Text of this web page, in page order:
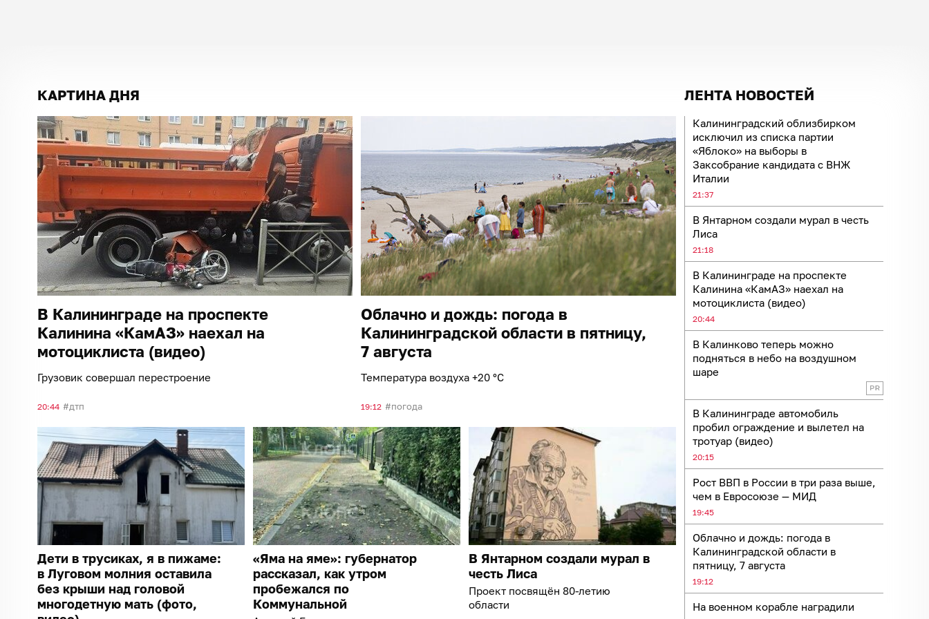
ЛЕНТА НОВОСТЕЙ
Калининградский облизбирком
исключил из списка партии
«Яблоко» на выборы в
Заксобрание кандидата с ВНЖ
Италии
21:37
В Янтарном создали мурал в честь
Лиса
21:18
В Калининграде на проспекте
Калинина «КамАЗ» наехал на
мотоциклиста (видео)
20:44
В Калинково теперь можно
подняться в небо на воздушном
шаре
В Калининграде автомобиль
пробил ограждение и вылетел на
тротуар (видео)
20:15
Рост ВВП в России в три раза выше,
чем в Евросоюзе — МИД
19:45
Облачно и дождь: погода в
Калининградской области в
пятницу, 7 августа
19:12
На военном корабле наградили
КАРТИНА ДНЯ
В Калининграде на проспекте
Калинина «КамАЗ» наехал на
мотоциклиста (видео)
Грузовик совершал перестроение
20:44 дтп
Облачно и дождь: погода в
Калининградской области в пятницу,
7 августа
Температура воздуха +20 °C
19:12 погода
Дети в трусиках, я в пижаме:
в Луговом молния оставила
без крыши над головой
многодетную мать (фото,
«Яма на яме»: губернатор
рассказал, как утром
пробежался по
Коммунальной
В Янтарном создали мурал в
честь Лиса
Проект посвящён 80-летию
области